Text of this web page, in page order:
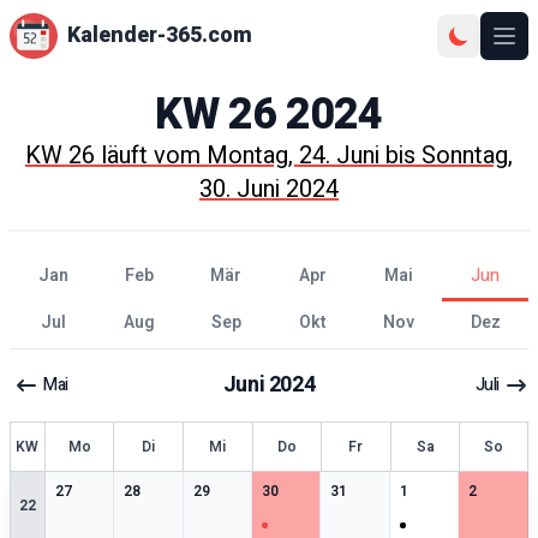
Kalender-365.com
KW262024
KW26läuft vomMontag, 24. JunibisSonntag,
30. Juni 2024
Jan Feb Mär Apr Mai
Jun
Jul
Aug Sep Okt Nov Dez
Mai Juni2024 Juli
KW Mo Di Mi Do Fr Sa So
22
27
0særlige datoer
28
0særlige datoer
29
0særlige datoer
30
1særlige datoer
31
0særlige datoer
11 særlige datoer
2
0særlige